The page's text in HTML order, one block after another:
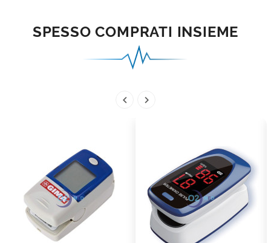
SPESSO COMPRATI INSIEME
 